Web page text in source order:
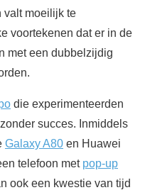
valt moeilijk te
voortekenen dat er in de
met een dubbelzijdig
die experimenteerden
succes. Inmiddels
Galaxy A80 en Huawei
telefoon met pop-up
ook een kwestie van tijd